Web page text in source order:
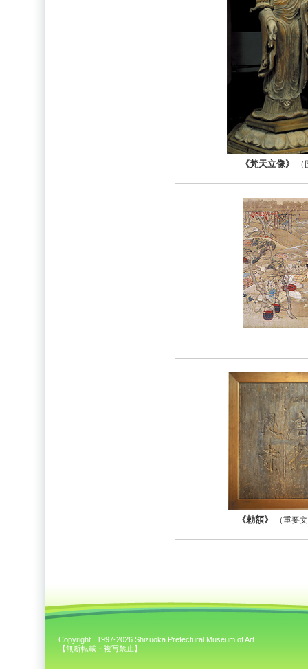
《梵天立像》 （
《勅額》 （重要
Copyright 1997-2026 Shizuoka Prefectural Museum of Art.
【無断転載・複写禁止】